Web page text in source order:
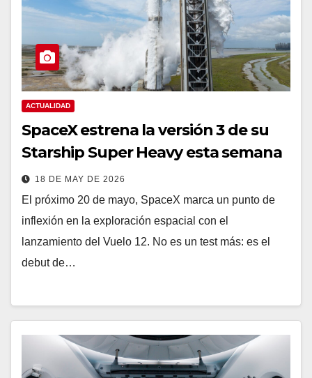
ACTUALIDAD
SpaceX estrena la versión 3 de su
Starship Super Heavy esta semana
18 DE MAY DE 2026
El próximo 20 de mayo, SpaceX marca un punto de
inflexión en la exploración espacial con el
lanzamiento del Vuelo 12. No es un test más: es el
debut de…